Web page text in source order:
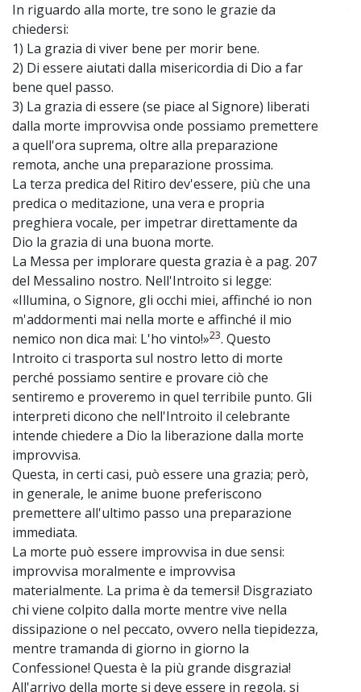
In riguardo alla morte, tre sono le grazie da
chiedersi:
1) La grazia di viver bene per morir bene.
2) Di essere aiutati dalla misericordia di Dio a far
bene quel passo.
3) La grazia di essere (se piace al Signore) liberati
dalla morte improvvisa onde possiamo premettere
a quell'ora suprema, oltre alla preparazione
remota, anche una preparazione prossima.
La terza predica del Ritiro dev'essere, più che una
predica o meditazione, una vera e propria
preghiera vocale, per impetrar direttamente da
Dio la grazia di una buona morte.
La Messa per implorare questa grazia è a pag. 207
del Messalino nostro. Nell'Introito si legge:
«Illumina, o Signore, gli occhi miei, affinché io non
m'addormenti mai nella morte e affinché il mio
nemico non dica mai: L'ho vinto!»23. Questo
Introito ci trasporta sul nostro letto di morte
perché possiamo sentire e provare ciò che
sentiremo e proveremo in quel terribile punto. Gli
interpreti dicono che nell'Introito il celebrante
intende chiedere a Dio la liberazione dalla morte
improvvisa.
Questa, in certi casi, può essere una grazia; però,
in generale, le anime buone preferiscono
premettere all'ultimo passo una preparazione
immediata.
La morte può essere improvvisa in due sensi:
improvvisa moralmente e improvvisa
materialmente. La prima è da temersi! Disgraziato
chi viene colpito dalla morte mentre vive nella
dissipazione o nel peccato, ovvero nella tiepidezza,
mentre tramanda di giorno in giorno la
Confessione! Questa è la più grande disgrazia!
All'arrivo della morte si deve essere in regola, si